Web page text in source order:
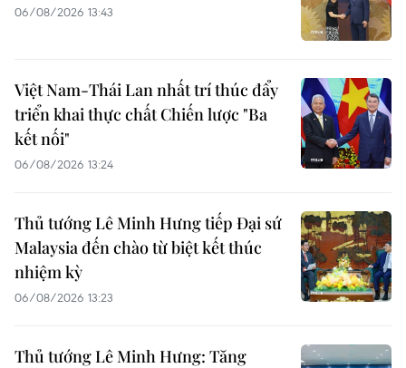
06/08/2026 13:43
Việt Nam-Thái Lan nhất trí thúc đẩy
triển khai thực chất Chiến lược "Ba
kết nối"
06/08/2026 13:24
Thủ tướng Lê Minh Hưng tiếp Đại sứ
Malaysia đến chào từ biệt kết thúc
nhiệm kỳ
06/08/2026 13:23
Thủ tướng Lê Minh Hưng: Tăng